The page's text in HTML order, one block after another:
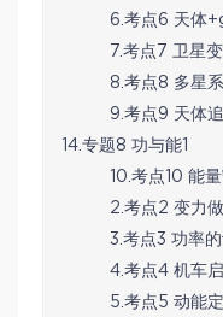
6.考点6 天体
7.考点7 卫星
8.考点8 多星
9.考点9 天体
14.专题8 功与能1
10.考点10 能
2.考点2 变力
3.考点3 功率
4.考点4 机车
5.考点5 动能